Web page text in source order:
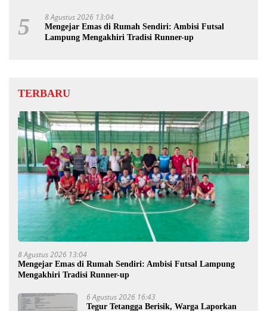
5 8 Agustus 2026 13:04
Mengejar Emas di Rumah Sendiri: Ambisi Futsal
Lampung Mengakhiri Tradisi Runner-up
TERBARU
8 Agustus 2026 13:04
Mengejar Emas di Rumah Sendiri: Ambisi Futsal Lampung
Mengakhiri Tradisi Runner-up
6 Agustus 2026 16:43
Tegur Tetangga Berisik, Warga Laporkan